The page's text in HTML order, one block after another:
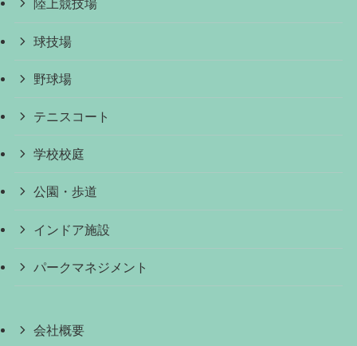
陸上競技場
球技場
野球場
テニスコート
学校校庭
公園・歩道
インドア施設
パークマネジメント
会社概要